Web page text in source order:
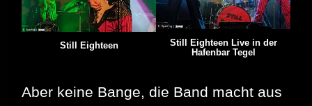
Still Eighteen
Still Eighteen Live in der
Hafenbar Tegel
Aber keine Bange, die Band macht aus